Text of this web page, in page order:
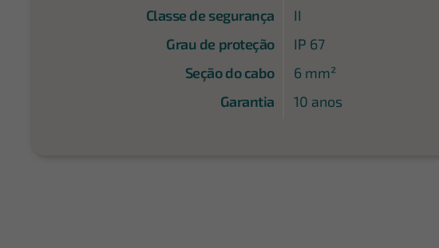
Classe de segurança
II
Grau de proteção
IP 67
Seção do cabo
6 mm²
Garantia
10 anos